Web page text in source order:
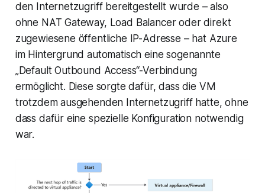
den Internetzugriff bereitgestellt wurde – also
ohne NAT Gateway, Load Balancer oder direkt
zugewiesene öffentliche IP-Adresse – hat Azure
im Hintergrund automatisch eine sogenannte
„Default Outbound Access“-Verbindung
ermöglicht. Diese sorgte dafür, dass die VM
trotzdem ausgehenden Internetzugriff hatte, ohne
dass dafür eine spezielle Konfiguration notwendig
war.